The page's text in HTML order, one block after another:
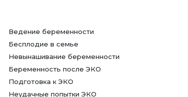
Ведение беременности
Бесплодие в семье
Невынашивание беременности
Беременность после ЭКО
Подготовка к ЭКО
Неудачные попытки ЭКО